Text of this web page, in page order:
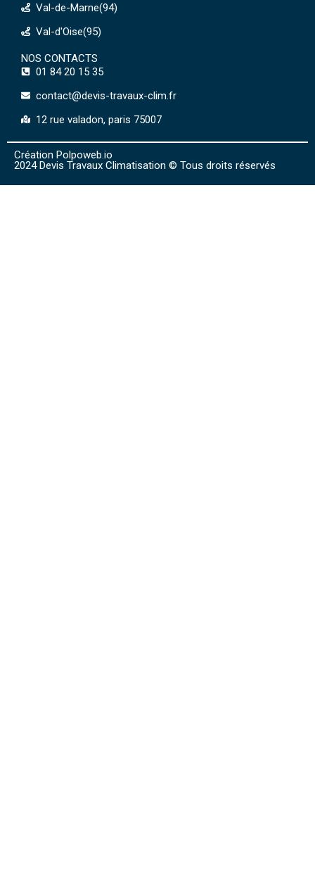
Val-de-Marne(94)
Val-d'Oise(95)
NOS CONTACTS
01 84 20 15 35
contact@devis-travaux-clim.fr
12 rue valadon, paris 75007
Création Polpoweb.io
2024 Devis Travaux Climatisation © Tous droits réservés